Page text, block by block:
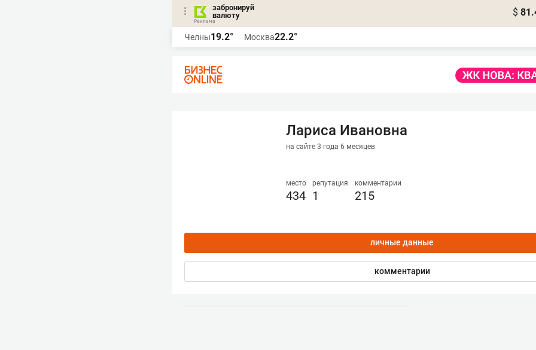
забронируй
валюту
$
Челны19.2° Москва22.2°
Лариса Ивановна
на сайте 3 года 6 месяцев
место
434
репутация
1
комментарии
215
личные данные
комментарии